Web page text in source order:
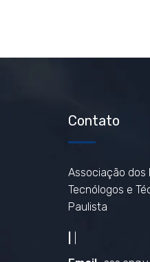
Contato
Associação dos
Tecnólogos e
Paulista